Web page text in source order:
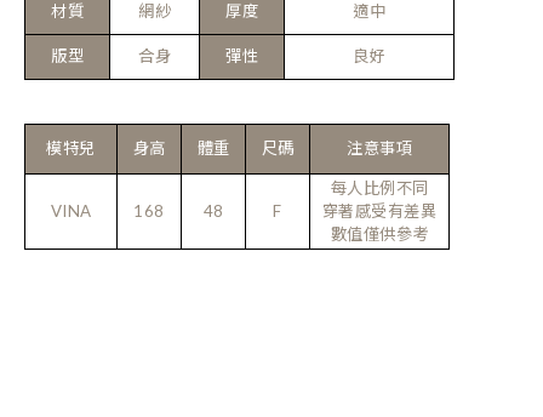
材質 網紗 厚度 適中
版型 合身 彈性 良好
模特兒 身高 體重 尺碼 注意事項
VINA 168 48 F
每人比例不同
穿著感受有差異
數值僅供參考